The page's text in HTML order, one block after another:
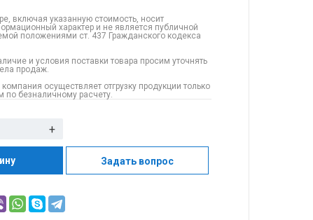
включая указанную стоимость, носит
характер и не является публичной
положениями ст. 437 Гражданского кодекса
и условия поставки товара просим уточнять
продаж.
осуществляет отгрузку продукции только
безналичному расчету.
+
Задать вопрос